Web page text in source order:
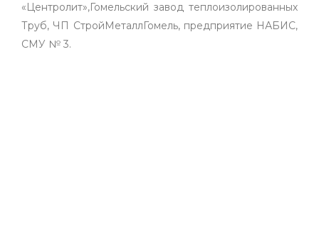
«Центролит»,Гомельский завод теплоизолированных
Труб, ЧП СтройМеталлГомель, предприятие НАБИС,
СМУ № 3.